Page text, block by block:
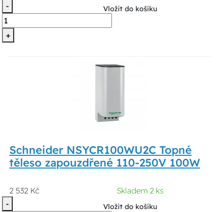
-
+
Vložit do košíku
Schneider NSYCR100WU2C Topné
těleso zapouzdřené 110-250V 100W
2 532 Kč
Skladem 2 ks
-
Vložit do košíku